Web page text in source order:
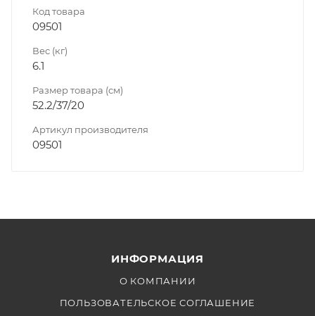
Код товара
09501
Вес (кг)
6.1
Размер товара (см)
52.2/37/20
Артикул производителя
09501
ИНФОРМАЦИЯ
О КОМПАНИИ
ПОЛЬЗОВАТЕЛЬСКОЕ СОГЛАШЕНИЕ